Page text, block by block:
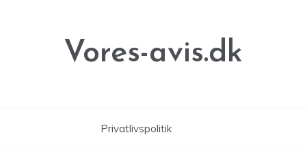
Vores-avis.dk
Privatlivspolitik